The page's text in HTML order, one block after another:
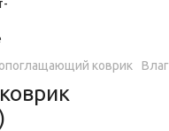
коврик